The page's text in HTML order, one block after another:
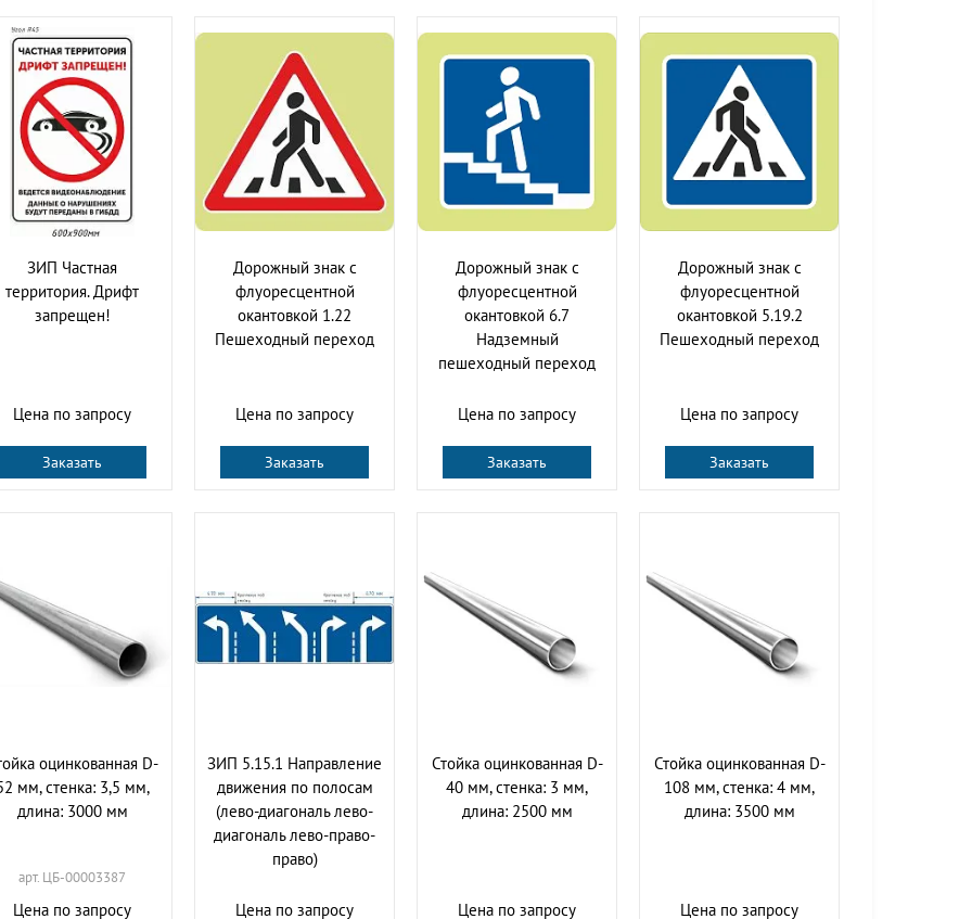
ЗИП Частная
территория. Дрифт
запрещен!
Цена по запросу
Заказать
Дорожный знак с
флуоресцентной
окантовкой 1.22
Пешеходный переход
Цена по запросу
Заказать
Дорожный знак с
флуоресцентной
окантовкой 6.7
Надземный
пешеходный переход
Цена по запросу
Заказать
Дорожный знак с
флуоресцентной
окантовкой 5.19.2
Пешеходный переход
Цена по запросу
Заказать
оцинкованная D-
мм, стенка: 3,5 мм,
длина: 3000 мм
арт. ЦБ-00003387
Цена по запросу
ЗИП 5.15.1 Направление
движения по полосам
(лево-диагональ лево-
диагональ лево-право-
право)
Цена по запросу
Стойка оцинкованная D-
40 мм, стенка: 3 мм,
длина: 2500 мм
Цена по запросу
Стойка оцинкованная D-
108 мм, стенка: 4 мм,
длина: 3500 мм
Цена по запросу